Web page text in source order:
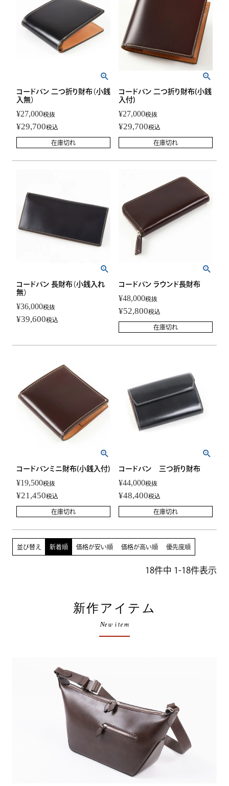
コードバン 二つ折り財布（小銭
入無）
¥27,000税抜
¥29,700税込
在庫切れ
コードバン 二つ折り財布(小銭
入付)
¥27,000税抜
¥29,700税込
在庫切れ
コードバン 長財布（小銭入れ
無）
¥36,000税抜
¥39,600税込
コードバン ラウンド長財布
¥48,000税抜
¥52,800税込
在庫切れ
コードバンミニ財布(小銭入付)
¥19,500税抜
¥21,450税込
在庫切れ
コードバン 三つ折り財布
¥44,000税抜
¥48,400税込
在庫切れ
並び替え 新着順 価格が安い順 価格が高い順 優先度順
18件中 1-18件表示
新作アイテム
New item